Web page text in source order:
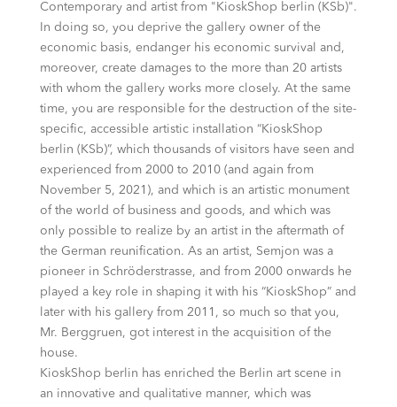
Contemporary and artist from "KioskShop berlin (KSb)".
In doing so, you deprive the gallery owner of the
economic basis, endanger his economic survival and,
moreover, create damages to the more than 20 artists
with whom the gallery works more closely. At the same
time, you are responsible for the destruction of the site-
specific, accessible artistic installation “KioskShop
berlin (KSb)”, which thousands of visitors have seen and
experienced from 2000 to 2010 (and again from
November 5, 2021), and which is an artistic monument
of the world of business and goods, and which was
only possible to realize by an artist in the aftermath of
the German reunification. As an artist, Semjon was a
pioneer in Schröderstrasse, and from 2000 onwards he
played a key role in shaping it with his “KioskShop” and
later with his gallery from 2011, so much so that you,
Mr. Berggruen, got interest in the acquisition of the
house.
KioskShop berlin has enriched the Berlin art scene in
an innovative and qualitative manner, which was